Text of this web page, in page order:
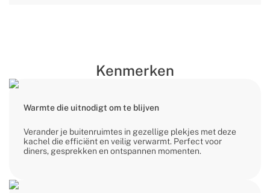
Kenmerken
Warmte die uitnodigt om te blijven
Verander je buitenruimtes in gezellige plekjes met deze
kachel die efficiënt en veilig verwarmt. Perfect voor
diners, gesprekken en ontspannen momenten.